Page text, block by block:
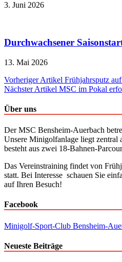
3. Juni 2026
Durchwachsener
13. Mai 2026
Beitragsnavigation
Vorheriger Artikel Frühjahrsputz
Nächster Artikel MSC im Pokal
Über uns
Der MSC Bensheim-Auerbach
Unsere Minigolfanlage liegt zentral
besteht aus zwei 18-Bahnen-
Das Vereinstraining findet von
statt. Bei Interesse schauen Sie
auf Ihren Besuch!
Facebook
Minigolf-Sport-Club Bensheim-
Neueste Beiträge